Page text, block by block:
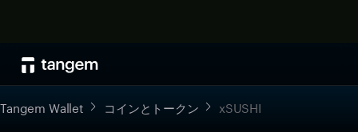
Tangem Wallet コインとトークン xSUSHI